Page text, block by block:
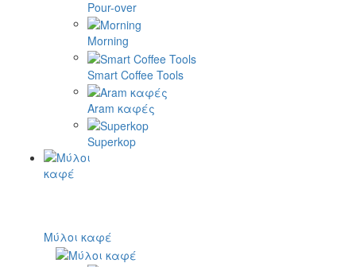
Pour-over
Morning
Smart Coffee Tools
Aram καφές
Superkop
Μύλοι καφέ